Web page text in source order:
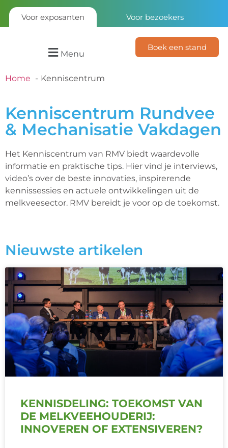
Voor exposanten Voor bezoekers
Menu
Boek een stand
Home Kenniscentrum
Kenniscentrum Rundvee
& Mechanisatie Vakdagen
Het Kenniscentrum van RMV biedt waardevolle
informatie en praktische tips. Hier vind je interviews,
video’s over de beste innovaties, inspirerende
kennissessies en actuele ontwikkelingen uit de
melkveesector. RMV bereidt je voor op de toekomst.
Nieuwste artikelen
KENNISDELING: TOEKOMST VAN
DE MELKVEEHOUDERIJ:
INNOVEREN OF EXTENSIVEREN?